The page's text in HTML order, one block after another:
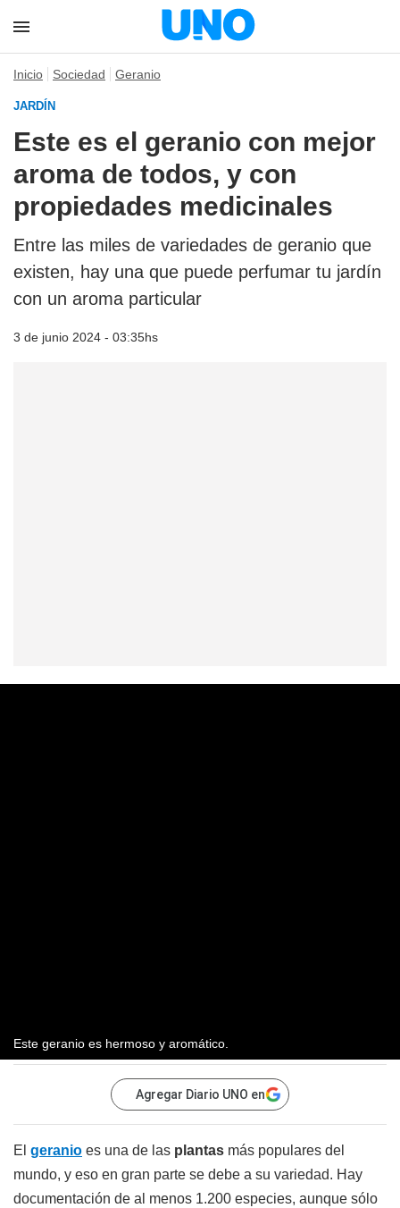
Inicio Sociedad Geranio
JARDÍN
Este es el geranio con mejor
aroma de todos, y con
propiedades medicinales
Entre las miles de variedades de geranio que
existen, hay una que puede perfumar tu jardín
con un aroma particular
3 de junio 2024 - 03:35hs
Este geranio es hermoso y aromático.
Agregar Diario UNO en
El geranio es una de las plantas más populares del
mundo, y eso en gran parte se debe a su variedad. Hay
documentación de al menos 1.200 especies, aunque sólo